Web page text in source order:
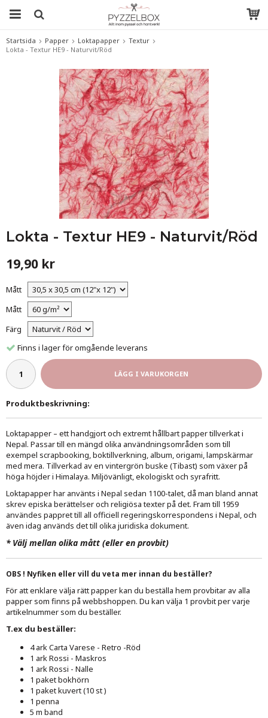
Startsida Papper Loktapapper
Textur
Lokta - Textur HE9 - Naturvit/Röd
Lokta - Textur HE9 - Naturvit/Röd
19,90 kr
Mått
Mått
Färg
Finns i lager för omgående leverans
LÄGG I VARUKORGEN
Produktbeskrivning:
Loktapapper – ett handgjort och extremt hållbart papper tillverkat i
Nepal. Passar till en mängd olika användningsområden som till
exempel scrapbooking, boktillverkning, album, origami, lampskärmar
med mera. Tillverkad av en vintergrön buske (Tibast) som växer på
höga höjder i Himalaya. Miljövänligt, ekologiskt och syrafritt.
Loktapapper har använts i Nepal sedan 1100-talet, då man bland annat
skrev episka berättelser och religiösa texter på det. Fram till 1959
användes pappret till all officiell regeringskorrespondens i Nepal, och
även idag används det till olika juridiska dokument.
* Välj mellan olika mått (eller en provbit)
OBS ! Nyfiken eller vill du veta mer innan du beställer?
För att enklare välja rätt papper kan du beställa hem provbitar av alla
papper som finns på webbshoppen. Du kan välja 1 provbit per varje
artikelnummer som du beställer.
T.ex du beställer:
4 ark Carta Varese - Retro -Röd
1 ark Rossi - Maskros
1 ark Rossi - Nalle
1 paket bokhörn
1 paket kuvert (10 st )
1 penna
5 m band